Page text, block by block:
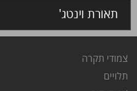
תאורת וינטג'
צמודי תקרה
תלויים